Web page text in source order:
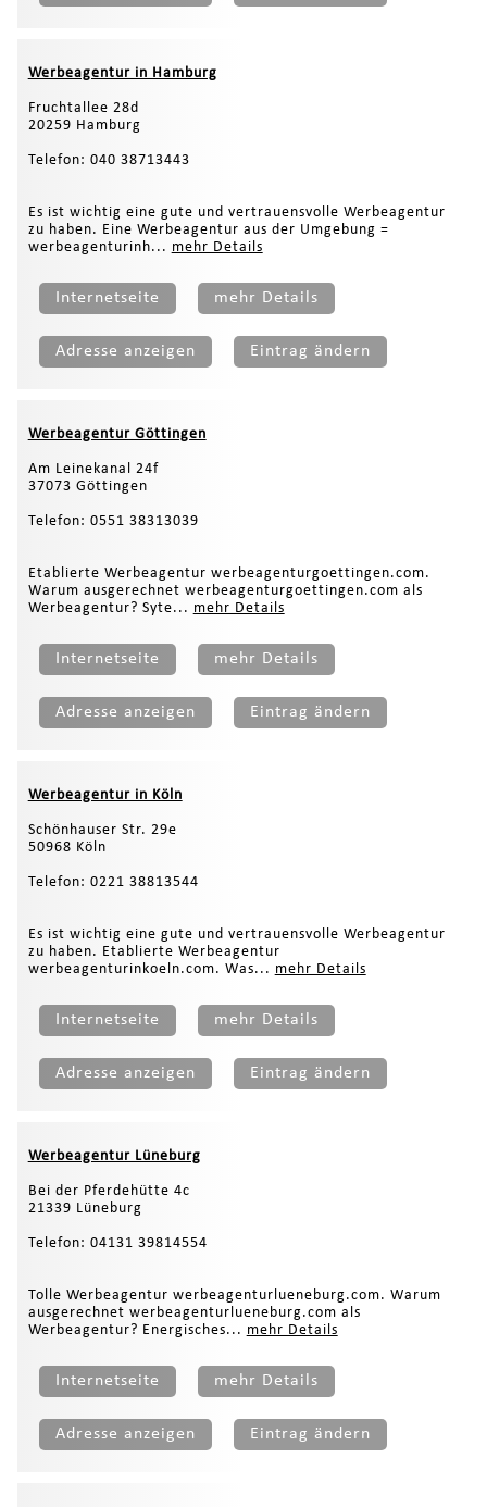
Werbeagentur in Hamburg
Fruchtallee 28d
20259 Hamburg
Telefon: 040 38713443
Es ist wichtig eine gute und vertrauensvolle Werbeagentur
zu haben. Eine Werbeagentur aus der Umgebung =
werbeagenturinh... mehr Details
Internetseite mehr Details
Adresse anzeigen Eintrag ändern
Werbeagentur Göttingen
Am Leinekanal 24f
37073 Göttingen
Telefon: 0551 38313039
Etablierte Werbeagentur werbeagenturgoettingen.com.
Warum ausgerechnet werbeagenturgoettingen.com als
Werbeagentur? Syte... mehr Details
Internetseite mehr Details
Adresse anzeigen Eintrag ändern
Werbeagentur in Köln
Schönhauser Str. 29e
50968 Köln
Telefon: 0221 38813544
Es ist wichtig eine gute und vertrauensvolle Werbeagentur
zu haben. Etablierte Werbeagentur
werbeagenturinkoeln.com. Was... mehr Details
Internetseite mehr Details
Adresse anzeigen Eintrag ändern
Werbeagentur Lüneburg
Bei der Pferdehütte 4c
21339 Lüneburg
Telefon: 04131 39814554
Tolle Werbeagentur werbeagenturlueneburg.com. Warum
ausgerechnet werbeagenturlueneburg.com als
Werbeagentur? Energisches... mehr Details
Internetseite mehr Details
Adresse anzeigen Eintrag ändern